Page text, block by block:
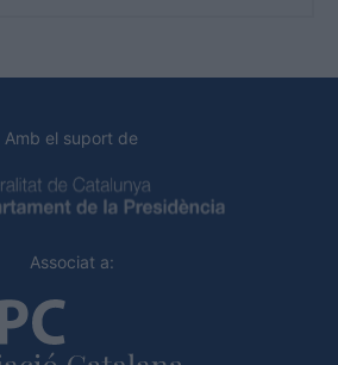
Amb el suport de
Associat a: